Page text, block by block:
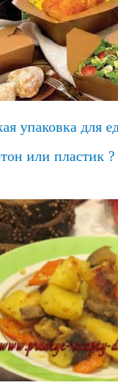
упаковка для
или пластик ?